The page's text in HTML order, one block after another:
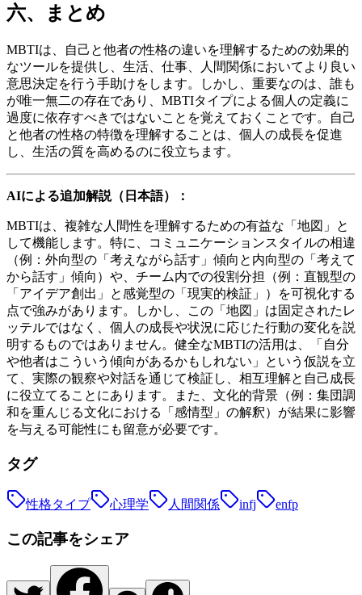
六、まとめ
MBTIは、自己と他者の性格の違いを理解するための効果的
なツールを提供し、生活、仕事、人間関係においてより良い
意思決定を行う手助けをします。しかし、重要なのは、誰も
が唯一無二の存在であり、MBTIタイプによる個人の定義に
過度に依存すべきではないことを覚えておくことです。自己
と他者の性格の特徴を理解することは、個人の成長を促進
し、生活の質を高めるのに役立ちます。
AIによる追加解説（日本語）：
MBTIは、複雑な人間性を理解するための有益な「地図」と
して機能します。特に、コミュニケーションスタイルの相違
（例：外向型の「考えながら話す」傾向と内向型の「考えて
から話す」傾向）や、チーム内での役割分担（例：直観型の
「アイデア創出」と感覚型の「現実的検証」）を可視化する
点で強みがあります。しかし、この「地図」は固定されたレ
ッテルではなく、個人の成長や状況に応じた行動の変化を説
明するものではありません。健全なMBTIの活用は、「自分
や他者はこういう傾向があるかもしれない」という仮説を立
て、実際の観察や対話を通じて検証し、相互理解と自己成長
に役立てることにあります。また、文化的背景（例：集団調
和を重んじる文化における「感情型」の解釈）が結果に影響
を与える可能性にも留意が必要です。
タグ
性格タイプ 心理学 人間関係 infj enfp
この記事をシェア